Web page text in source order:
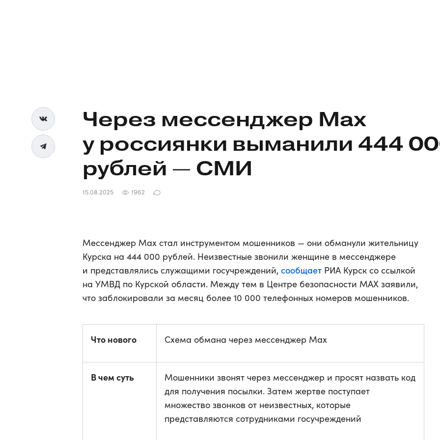
Через мессенджер Max
у россиянки выманили 444
рублей — СМИ
15.08.2025 1962
Мессенджер Max стал инструментом мошенников — они обманули жительницу
Курска на 444 000 рублей. Неизвестные звонили женщине в мессенджере
и представлялись служащими госучреждений, сообщает РИА Курск со ссылкой
на УМВД по Курской области. Между тем в Центре безопасности МАХ заявили,
что заблокировали за месяц более 10 000 телефонных номеров мошенников.
Что нового Схема обмана через мессенджер Max
В чем суть
Мошенники звонят через мессенджер и просят назвать код
для получения посылки. Затем жертве поступает
множество звонков от неизвестных, которые
представляются сотрудниками госучреждений